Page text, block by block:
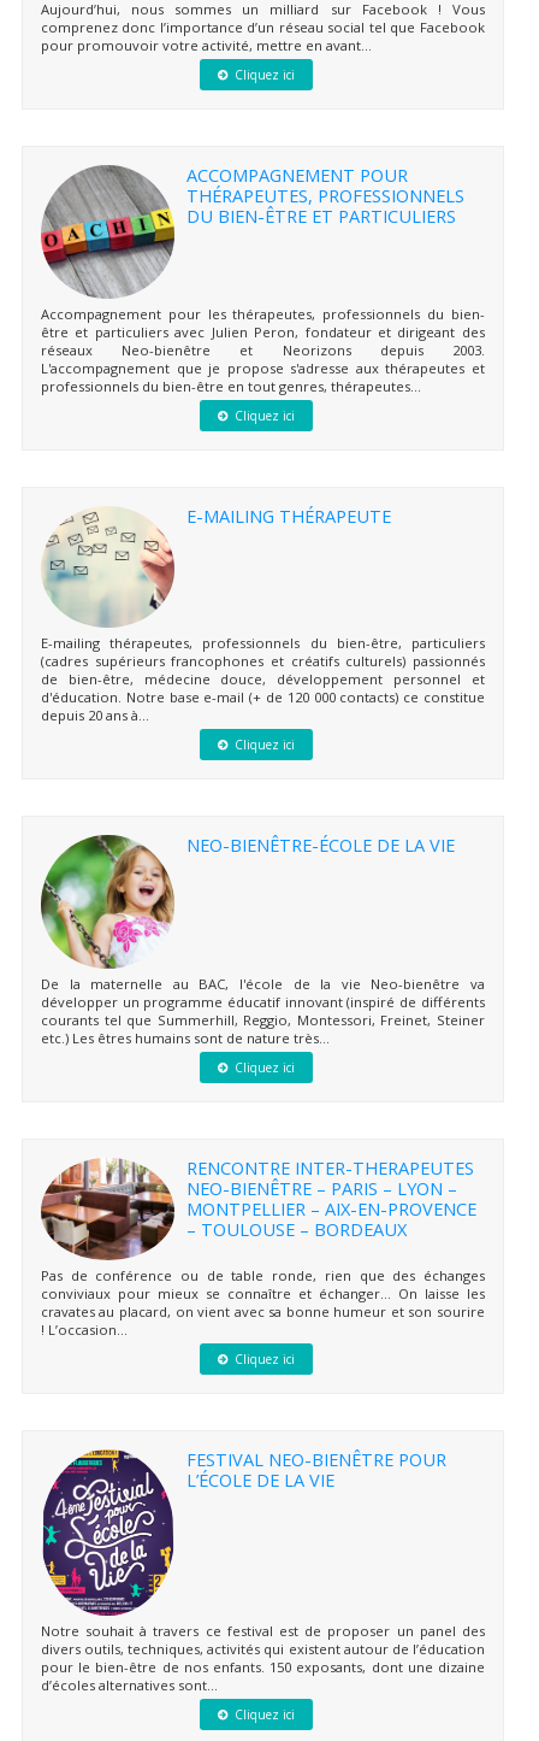
Aujourd’hui, nous sommes un milliard sur Facebook ! Vous
comprenez donc l’importance d’un réseau social tel que Facebook
pour promouvoir votre activité, mettre en avant...
Cliquez ici
ACCOMPAGNEMENT POUR
THÉRAPEUTES, PROFESSIONNELS
DU BIEN-ÊTRE ET PARTICULIERS
Accompagnement pour les thérapeutes, professionnels du bien-
être et particuliers avec Julien Peron, fondateur et dirigeant des
réseaux Neo-bienêtre et Neorizons depuis 2003.
L'accompagnement que je propose s'adresse aux thérapeutes et
professionnels du bien-être en tout genres, thérapeutes...
Cliquez ici
E-MAILING THÉRAPEUTE
E-mailing thérapeutes, professionnels du bien-être, particuliers
(cadres supérieurs francophones et créatifs culturels) passionnés
de bien-être, médecine douce, développement personnel et
d'éducation. Notre base e-mail (+ de 120 000 contacts) ce constitue
depuis 20 ans à...
Cliquez ici
NEO-BIENÊTRE-ÉCOLE DE LA VIE
De la maternelle au BAC, l'école de la vie Neo-bienêtre va
développer un programme éducatif innovant (inspiré de différents
courants tel que Summerhill, Reggio, Montessori, Freinet, Steiner
etc.) Les êtres humains sont de nature très...
Cliquez ici
RENCONTRE INTER-THERAPEUTES
NEO-BIENÊTRE – PARIS – LYON –
MONTPELLIER – AIX-EN-PROVENCE
– TOULOUSE – BORDEAUX
Pas de conférence ou de table ronde, rien que des échanges
conviviaux pour mieux se connaître et échanger… On laisse les
cravates au placard, on vient avec sa bonne humeur et son sourire
! L’occasion...
Cliquez ici
FESTIVAL NEO-BIENÊTRE POUR
L’ÉCOLE DE LA VIE
Notre souhait à travers ce festival est de proposer un panel des
divers outils, techniques, activités qui existent autour de l’éducation
pour le bien-être de nos enfants. 150 exposants, dont une dizaine
d’écoles alternatives sont...
Cliquez ici